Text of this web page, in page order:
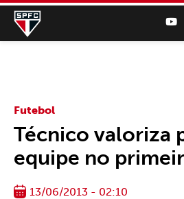
Futebol
Técnico valoriza
equipe no
13/06/2013 - 02:10